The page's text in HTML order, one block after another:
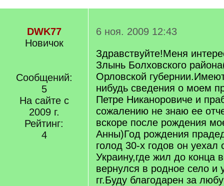
DWK77
Новичок
Сообщений:
5
На сайте с
2009 г.
Рейтинг:
4
6 ноя. 2009 12:43
Здравствуйте!Меня
Злынь Болховского
Орловской
нибудь сведения о моем
Петре Никаноровиче и
сожалению не знаю ее
вскоре после рождения
Анны)Год рождения
голод 30-х годов он уехал
Украину,где жил до конца
вернулся в родное село и
гг.Буду благодарен за